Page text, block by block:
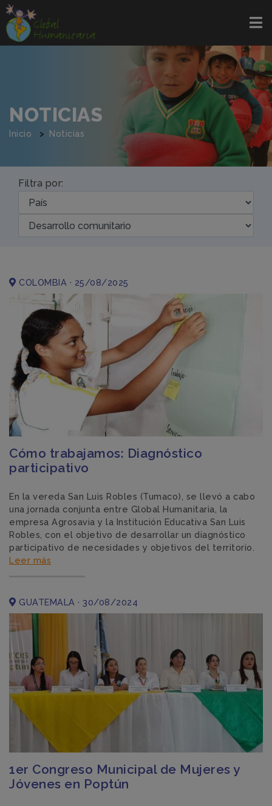
NOTICIAS
Inicio Noticias
Filtra por:
COLOMBIA · 25/08/2025
Cómo trabajamos: Diagnóstico
participativo
En la vereda San Luis Robles (Tumaco), se llevó a cabo
una jornada conjunta entre Global Humanitaria, la
empresa Agrosavia y la Institución Educativa San Luis
Robles, con el objetivo de desarrollar un diagnóstico
participativo de necesidades y objetivos del territorio.
Leer más
GUATEMALA · 30/08/2024
1er Congreso Municipal de Mujeres y
Jóvenes en Poptún